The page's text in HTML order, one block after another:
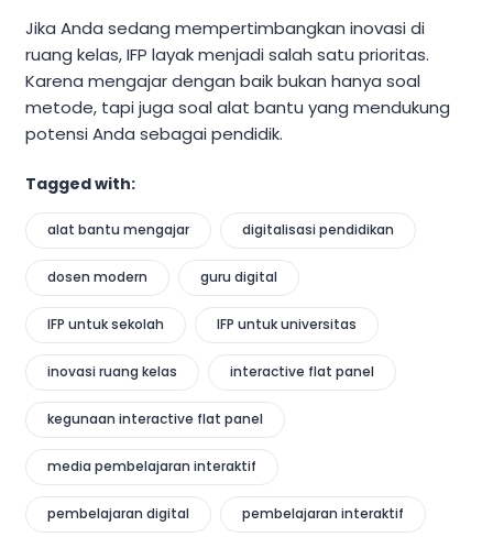
Jika Anda sedang mempertimbangkan inovasi di
ruang kelas, IFP layak menjadi salah satu prioritas.
Karena mengajar dengan baik bukan hanya soal
metode, tapi juga soal alat bantu yang mendukung
potensi Anda sebagai pendidik.
Tagged with:
alat bantu mengajar digitalisasi pendidikan
dosen modern guru digital
IFP untuk sekolah IFP untuk universitas
inovasi ruang kelas interactive flat panel
kegunaan interactive flat panel
media pembelajaran interaktif
pembelajaran digital pembelajaran interaktif